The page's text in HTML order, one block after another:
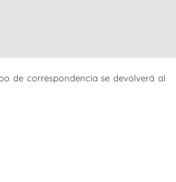
de correspondencia se devolverá al